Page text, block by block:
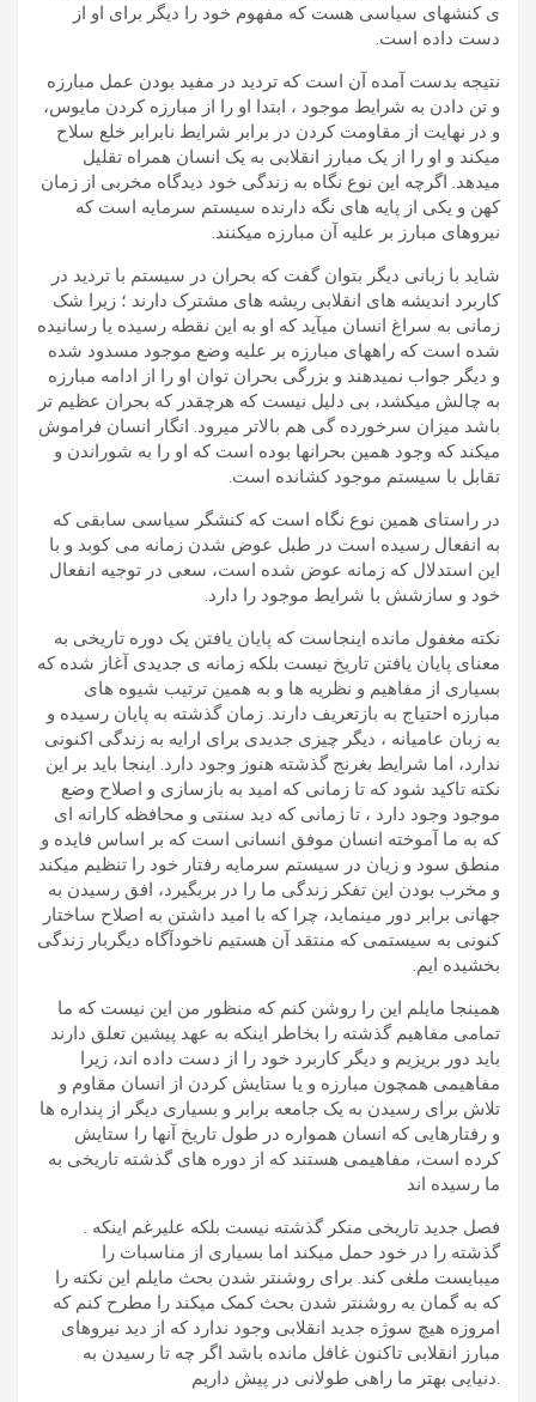
ی کنشهای سیاسی هست که مفهوم خود را دیگر برای او از
دست داده است.
نتیجه بدست آمده آن است که تردید در مفید بودن عمل مبارزه
و تن دادن به شرایط موجود ، ابتدا او را از مبارزه کردن مایوس،
و در نهایت از مقاومت کردن در برابر شرایط نابرابر خلع سلاح
میکند و او را از یک مبارز انقلابی به یک انسان همراه تقلیل
میدهد. اگرچه این نوع نگاه به زندگی خود دیدگاه مخربی از زمان
کهن و یکی از پایه های نگه دارنده سیستم سرمایه است که
نیروهای مبارز بر علیه آن مبارزه میکنند.
شاید با زبانی دیگر بتوان گفت که بحران در سیستم با تردید در
کاربرد اندیشه های انقلابی ریشه های مشترک دارند ؛ زیرا شک
زمانی به سراغ انسان میآید که او به این نقطه رسیده یا رسانیده
شده است که راههای مبارزه بر علیه وضع موجود مسدود شده
و دیگر جواب نمیدهند و بزرگی بحران توان او را از ادامه مبارزه
به چالش میکشد، بی دلیل نیست که هرچقدر که بحران عظیم تر
باشد میزان سرخورده گی هم بالاتر میرود. انگار انسان فراموش
میکند که وجود همین بحرانها بوده است که او را به شوراندن و
تقابل با سیستم موجود کشانده است.
در راستای همین نوع نگاه است که کنشگر سیاسی سابقی که
به انفعال رسیده است در طبل عوض شدن زمانه می کوبد و با
این استدلال که زمانه عوض شده است، سعی در توجیه انفعال
خود و سازشش با شرایط موجود را دارد.
نکته مغفول مانده اینجاست که پایان یافتن یک دوره تاریخی به
معنای پایان یافتن تاریخ نیست بلکه زمانه ی جدیدی آغاز شده که
بسیاری از مفاهیم و نظریه ها و به همین ترتیب شیوه های
مبارزه احتیاج به بازتعریف دارند. زمان گذشته به پایان رسیده و
به زبان عامیانه ، دیگر چیزی جدیدی برای ارایه به زندگی اکنونی
ندارد، اما شرایط بغرنج گذشته هنوز وجود دارد. اینجا باید بر این
نکته تاکید شود که تا زمانی که امید به بازسازی و اصلاح وضع
موجود وجود دارد ، تا زمانی که دید سنتی و محافظه کارانه ای
که به ما آموخته انسان موفق انسانی است که بر اساس فایده و
منطق سود و زیان در سیستم سرمایه رفتار خود را تنظیم میکند
و مخرب بودن این تفکر زندگی ما را در بربگیرد، افق رسیدن به
جهانی برابر دور مینماید، چرا که با امید داشتن به اصلاح ساختار
کنونی به سیستمی که منتقد آن هستیم ناخودآگاه دیگربار زندگی
بخشیده ایم.
همینجا مایلم این را روشن کنم که منظور من این نیست که ما
تمامی مفاهیم گذشته را بخاطر اینکه به عهد پیشین تعلق دارند
باید دور بریزیم و دیگر کاربرد خود را از دست داده اند، زیرا
مفاهیمی همچون مبارزه و یا ستایش کردن از انسان مقاوم و
تلاش برای رسیدن به یک جامعه برابر و بسیاری دیگر از پنداره ها
و رفتارهایی که انسان همواره در طول تاریخ آنها را ستایش
کرده است، مفاهیمی هستند که از دوره های گذشته تاریخی به
ما رسیده اند
‪. فصل جدید تاریخی منکر گذشته نیست بلکه علیرغم اینکه
گذشته را در خود حمل میکند اما بسیاری از مناسبات را
میبایست ملغی کند. برای روشنتر شدن بحث مایلم این نکته را
که به گمان به روشنتر شدن بحث کمک میکند را مطرح کنم که
امروزه هیچ سوژه جدید انقلابی وجود ندارد که از دید نیروهای
مبارز انقلابی تاکنون غافل مانده باشد اگر چه تا رسیدن به
دنیایی بهتر ما راهی طولانی در پیش داریم.